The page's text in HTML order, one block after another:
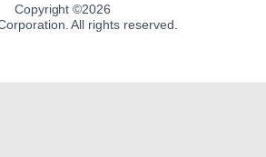
Copyright ©2026
All rights reserved.